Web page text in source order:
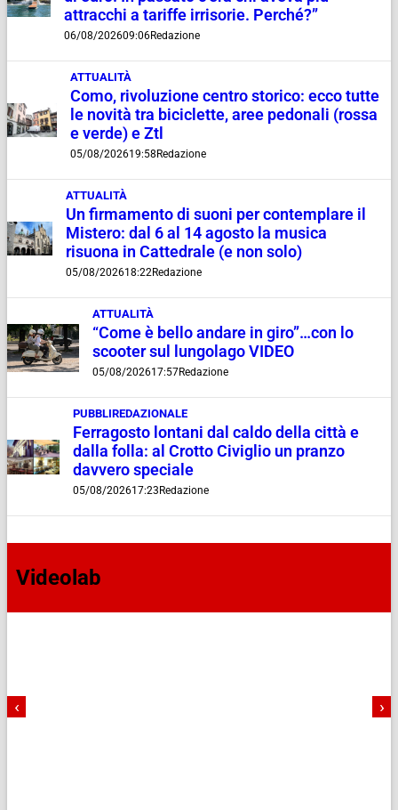
attracchi a tariffe irrisorie. Perché?”
06/08/202609:06Redazione
ATTUALITÀ
Como, rivoluzione centro storico: ecco tutte
le novità tra biciclette, aree pedonali (rossa
e verde) e Ztl
05/08/202619:58 Redazione
ATTUALITÀ
Un firmamento di suoni per contemplare il
Mistero: dal 6 al 14 agosto la musica
risuona in Cattedrale (e non solo)
05/08/202618:22Redazione
ATTUALITÀ
“Come è bello andare in giro”…con lo
scooter sul lungolago VIDEO
05/08/202617:57Redazione
PUBBLIREDAZIONALE
Ferragosto lontani dal caldo della città e
dalla folla: al Crotto Civiglio un pranzo
davvero speciale
05/08/202617:23 Redazione
Videolab
‹ ›